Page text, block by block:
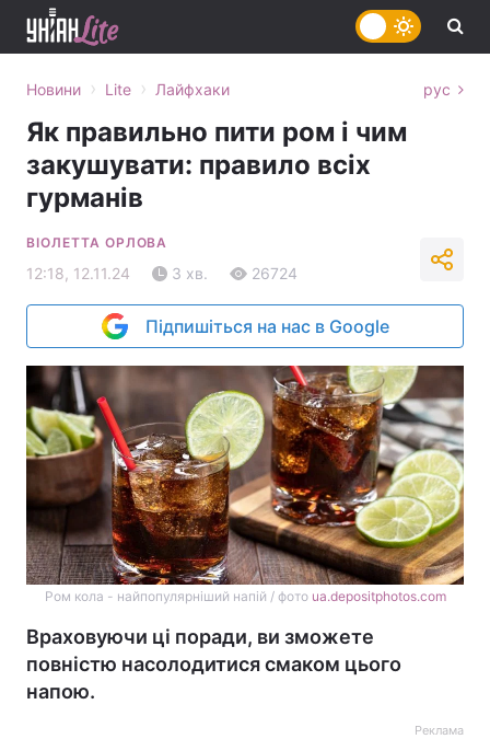
Новини › Lite › Лайфхаки рус
Як правильно пити ром і чим
закушувати: правило всіх
гурманів
ВІОЛЕТТА ОРЛОВА
12:18, 12.11.24 3 хв. 26724
Підпишіться на нас в Google
Ром кола - найпопулярніший напій / фото ua.depositphotos.com
Враховуючи ці поради, ви зможете
повністю насолодитися смаком цього
напою.
Реклама